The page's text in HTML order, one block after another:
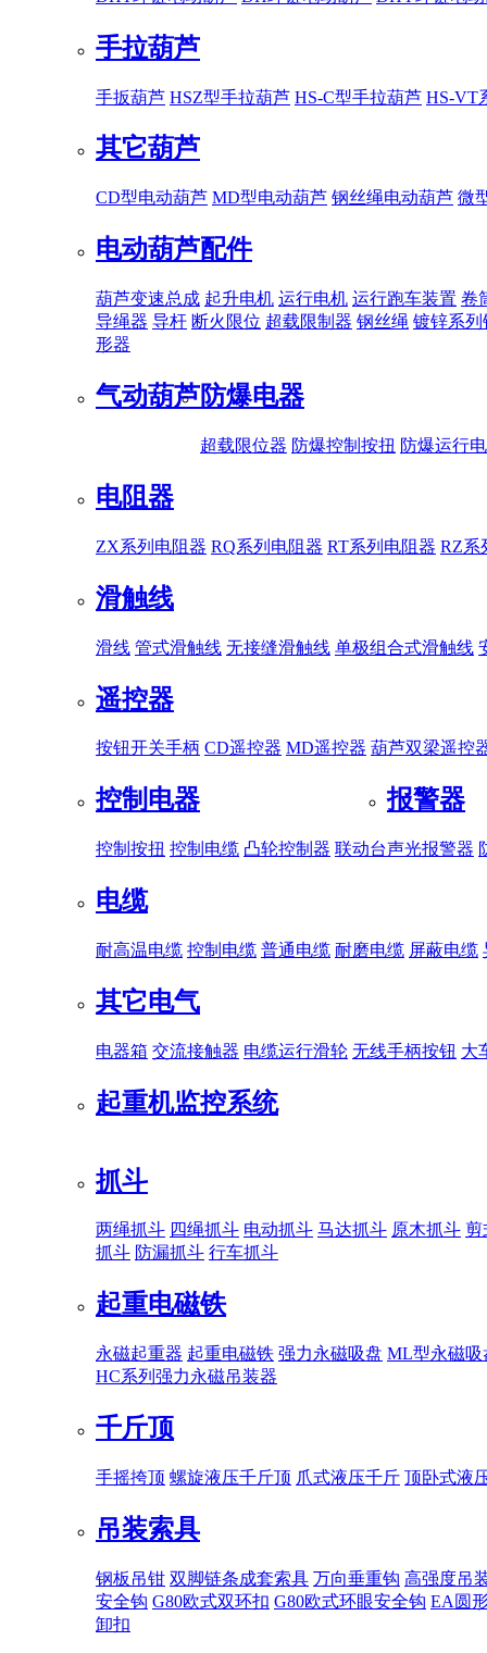
手拉葫芦
手扳葫芦 HSZ型手拉葫芦 HS-C型手拉葫芦 HS-VT
其它葫芦
CD型电动葫芦 MD型电动葫芦 钢丝绳电动葫芦 微
电动葫芦配件
葫芦变速总成 起升电机 运行电机 运行跑车装置 卷
导绳器 导杆 断火限位 超载限制器 钢丝绳 镀锌系列
形器
气动葫芦防爆电器
超载限位器 防爆控制按扭 防爆运行
电阻器
ZX系列电阻器 RQ系列电阻器 RT系列电阻器 RZ系
滑触线
滑线 管式滑触线 无接缝滑触线 单极组合式滑触线
遥控器
按钮开关手柄 CD遥控器 MD遥控器 葫芦双梁遥控
控制电器
控制按扭 控制电缆 凸轮控制器 联动台
报警器
声光报警器
电缆
耐高温电缆 控制电缆 普通电缆 耐磨电缆 屏蔽电缆
其它电气
电器箱 交流接触器 电缆运行滑轮 无线手柄按钮 大
起重机监控系统
抓斗
两绳抓斗 四绳抓斗 电动抓斗 马达抓斗 原木抓斗 剪
抓斗 防漏抓斗 行车抓斗
起重电磁铁
永磁起重器 起重电磁铁 强力永磁吸盘 ML型永磁吸
HC系列强力永磁吊装器
千斤顶
手摇挎顶 螺旋液压千斤顶 爪式液压千斤 顶卧式液
吊装索具
钢板吊钳 双脚链条成套索具 万向垂重钩 高强度吊
安全钩 G80欧式双环扣 G80欧式环眼安全钩 EA圆
卸扣